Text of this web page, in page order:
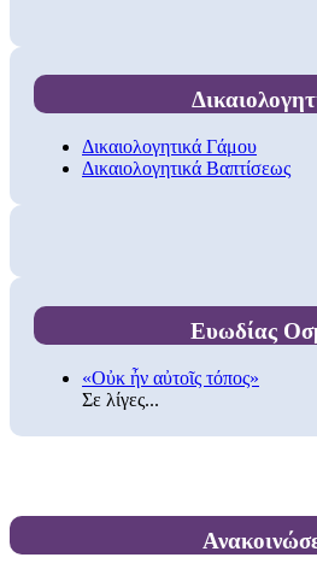
Δικαιολογητικά Γάμου
Δικαιολογητικά Βαπτίσεως
Ευωδίας
«Οὐκ ἦν αὐτοῖς τόπος»
Σε λίγες...